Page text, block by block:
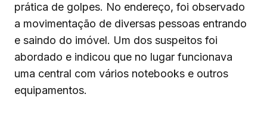
prática de golpes. No endereço, foi observado
a movimentação de diversas pessoas entrando
e saindo do imóvel. Um dos suspeitos foi
abordado e indicou que no lugar funcionava
uma central com vários notebooks e outros
equipamentos.